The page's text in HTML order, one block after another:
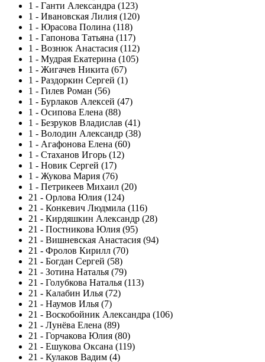
1 - Ганти Александра (123)
1 - Ивановская Лилия (120)
1 - Юрасова Полина (118)
1 - Гапонова Татьяна (117)
1 - Вознюк Анастасия (112)
1 - Мудрая Екатерина (105)
1 - Жигачев Никита (67)
1 - Раздоркин Сергей (1)
1 - Гилев Роман (56)
1 - Бурлаков Алексей (47)
1 - Осипова Елена (88)
1 - Безруков Владислав (41)
1 - Володин Александр (38)
1 - Агафонова Елена (60)
1 - Стаханов Игорь (12)
1 - Новик Сергей (17)
1 - Жукова Мария (76)
1 - Петрикеев Михаил (20)
21 - Орлова Юлия (124)
21 - Конкевич Людмила (116)
21 - Кирдяшкин Александр (28)
21 - Постникова Юлия (95)
21 - Вишневская Анастасия (94)
21 - Фролов Кирилл (70)
21 - Богдан Сергей (58)
21 - Зотина Наталья (79)
21 - Голубкова Наталья (113)
21 - Калабин Илья (72)
21 - Наумов Илья (7)
21 - Воскобойник Александра (106)
21 - Лунёва Елена (89)
21 - Горчакова Юлия (80)
21 - Ешукова Оксана (119)
21 - Кулаков Вадим (4)